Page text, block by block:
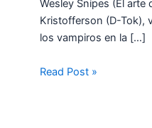
Wesley Snipes (El arte
Kristofferson (D-Tok),
los vampiros en la […]
Read Post »